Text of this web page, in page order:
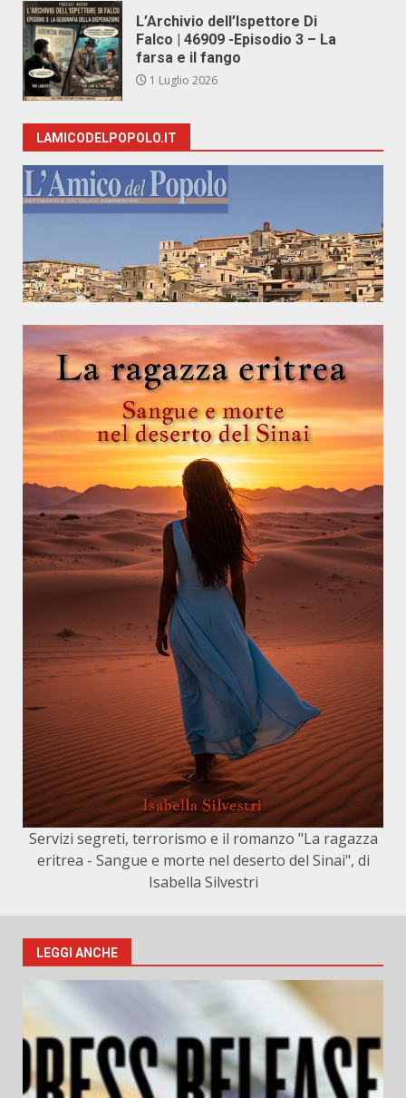
L’Archivio dell’Ispettore Di
Falco | 46909 -Episodio 3 – La
farsa e il fango
1 Luglio 2026
LAMICODELPOPOLO.IT
Servizi segreti, terrorismo e il romanzo "La ragazza
eritrea - Sangue e morte nel deserto del Sinai", di
Isabella Silvestri
LEGGI ANCHE